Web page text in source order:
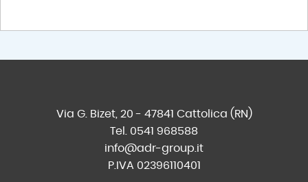
Via G. Bizet, 20 - 47841 Cattolica (RN)
Tel. 0541 968588
info@adr-group.it
P.IVA 02396110401